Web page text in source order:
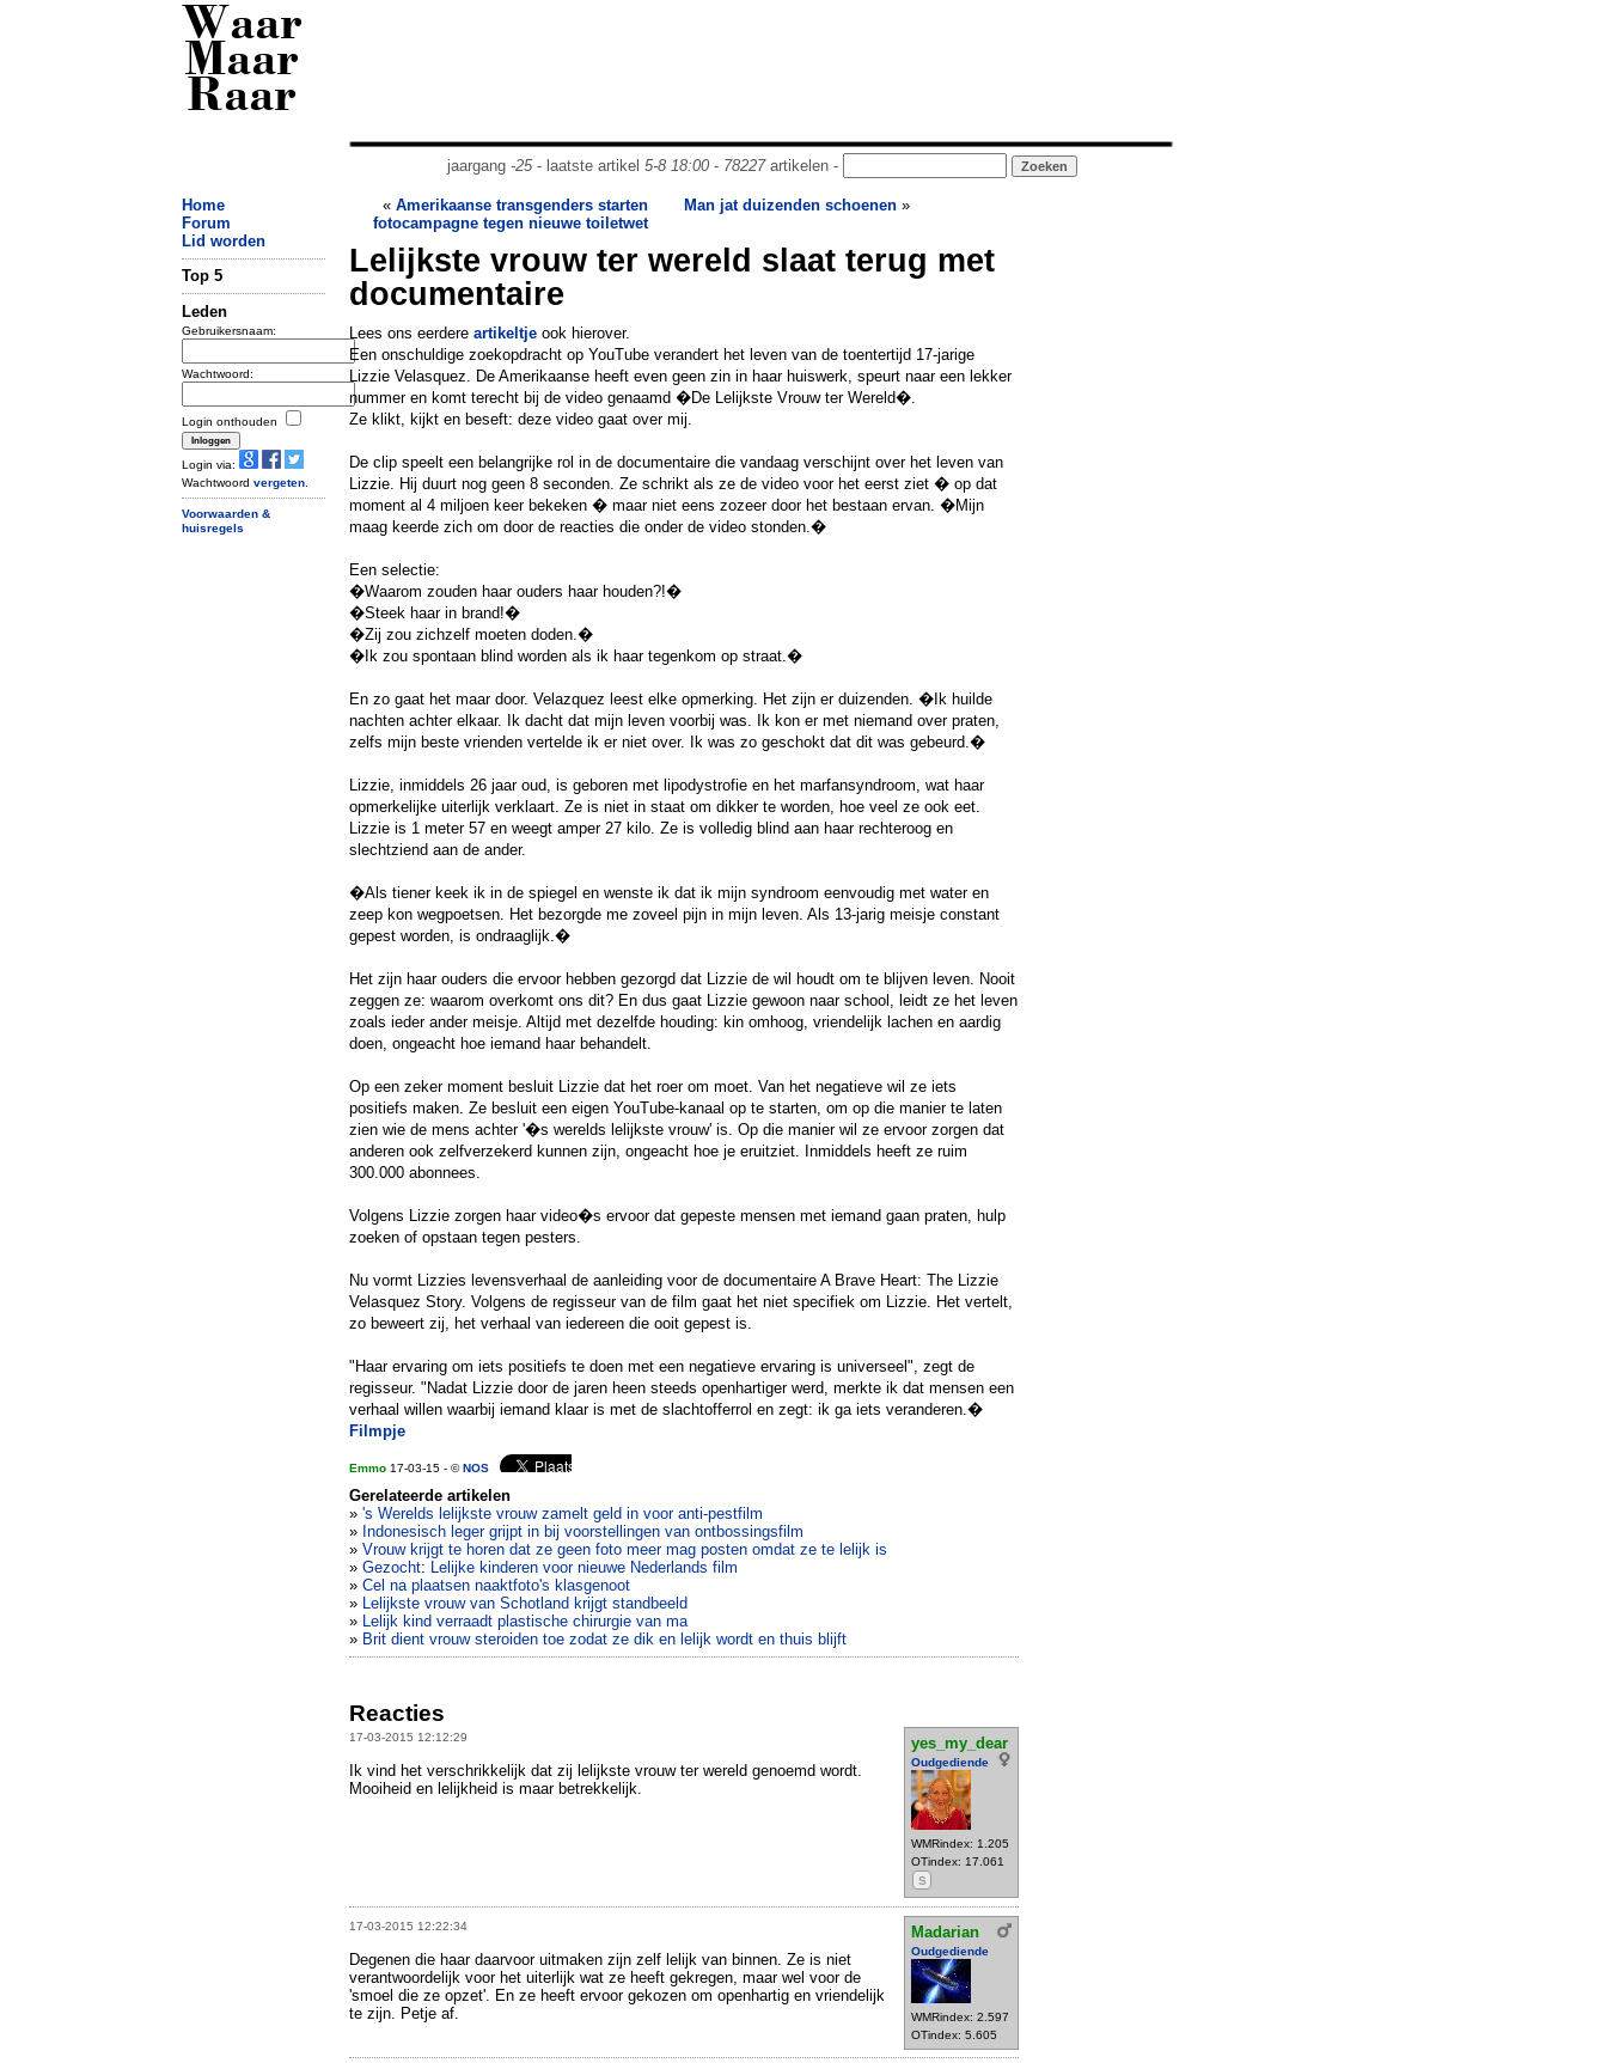
Waar
Maar
Raar
jaargang -25- laatste artikel 5-8 18:00- 78227artikelen -
Home
Forum
Lid worden
Top 5
Leden
Gebruikersnaam:
Wachtwoord:
Login onthouden
Login via:
Wachtwoord vergeten
Voorwaarden &
huisregels
« Amerikaanse transgenders starten
fotocampagne tegen nieuwe toiletwet
Man jat duizenden schoenen »
Lelijkste vrouw ter wereld slaat terug met
documentaire
Lees ons eerdere artikeltje ook hierover.
Een onschuldige zoekopdracht op YouTube verandert het leven van de toentertijd 17-jarige
Lizzie Velasquez. De Amerikaanse heeft even geen zin in haar huiswerk, speurt naar een lekker
nummer en komt terecht bij de video genaamd �De Lelijkste Vrouw ter Wereld�.
Ze klikt, kijkt en beseft: deze video gaat over mij.
De clip speelt een belangrijke rol in de documentaire die vandaag verschijnt over het leven van
Lizzie. Hij duurt nog geen 8 seconden. Ze schrikt als ze de video voor het eerst ziet � op dat
moment al 4 miljoen keer bekeken � maar niet eens zozeer door het bestaan ervan. �Mijn
maag keerde zich om door de reacties die onder de video stonden.�
Een selectie:
�Waarom zouden haar ouders haar houden?!�
�Steek haar in brand!�
�Zij zou zichzelf moeten doden.�
�Ik zou spontaan blind worden als ik haar tegenkom op straat.�
En zo gaat het maar door. Velazquez leest elke opmerking. Het zijn er duizenden. �Ik huilde
nachten achter elkaar. Ik dacht dat mijn leven voorbij was. Ik kon er met niemand over praten,
zelfs mijn beste vrienden vertelde ik er niet over. Ik was zo geschokt dat dit was gebeurd.�
Lizzie, inmiddels 26 jaar oud, is geboren met lipodystrofie en het marfansyndroom, wat haar
opmerkelijke uiterlijk verklaart. Ze is niet in staat om dikker te worden, hoe veel ze ook eet.
Lizzie is 1 meter 57 en weegt amper 27 kilo. Ze is volledig blind aan haar rechteroog en
slechtziend aan de ander.
�Als tiener keek ik in de spiegel en wenste ik dat ik mijn syndroom eenvoudig met water en
zeep kon wegpoetsen. Het bezorgde me zoveel pijn in mijn leven. Als 13-jarig meisje constant
gepest worden, is ondraaglijk.�
Het zijn haar ouders die ervoor hebben gezorgd dat Lizzie de wil houdt om te blijven leven. Nooit
zeggen ze: waarom overkomt ons dit? En dus gaat Lizzie gewoon naar school, leidt ze het leven
zoals ieder ander meisje. Altijd met dezelfde houding: kin omhoog, vriendelijk lachen en aardig
doen, ongeacht hoe iemand haar behandelt.
Op een zeker moment besluit Lizzie dat het roer om moet. Van het negatieve wil ze iets
positiefs maken. Ze besluit een eigen YouTube-kanaal op te starten, om op die manier te laten
zien wie de mens achter '�s werelds lelijkste vrouw' is. Op die manier wil ze ervoor zorgen dat
anderen ook zelfverzekerd kunnen zijn, ongeacht hoe je eruitziet. Inmiddels heeft ze ruim
300.000 abonnees.
Volgens Lizzie zorgen haar video�s ervoor dat gepeste mensen met iemand gaan praten, hulp
zoeken of opstaan tegen pesters.
Nu vormt Lizzies levensverhaal de aanleiding voor de documentaire A Brave Heart: The Lizzie
Velasquez Story. Volgens de regisseur van de film gaat het niet specifiek om Lizzie. Het vertelt,
zo beweert zij, het verhaal van iedereen die ooit gepest is.
"Haar ervaring om iets positiefs te doen met een negatieve ervaring is universeel", zegt de
regisseur. "Nadat Lizzie door de jaren heen steeds openhartiger werd, merkte ik dat mensen een
verhaal willen waarbij iemand klaar is met de slachtofferrol en zegt: ik ga iets veranderen.�
Filmpje
Emmo 17-03-15 - ©NOS
Gerelateerde artikelen
» 's Werelds lelijkste vrouw zamelt geld in voor anti-pestfilm
» Indonesisch leger grijpt in bij voorstellingen van ontbossingsfilm
» Vrouw krijgt te horen dat ze geen foto meer mag posten omdat ze te lelijk is
» Gezocht: Lelijke kinderen voor nieuwe Nederlands film
» Cel na plaatsen naaktfoto's klasgenoot
» Lelijkste vrouw van Schotland krijgt standbeeld
» Lelijk kind verraadt plastische chirurgie van ma
» Brit dient vrouw steroiden toe zodat ze dik en lelijk wordt en thuis blijft
Reacties
17-03-2015 12:12:29 yes_my_dear
Oudgediende
WMRindex: 1.205
OTindex: 17.061
S
Ik vind het verschrikkelijk dat zij lelijkste vrouw ter wereld genoemd wordt.
Mooiheid en lelijkheid is maar betrekkelijk.
17-03-2015 12:22:34 Madarian
Oudgediende
WMRindex: 2.597
OTindex: 5.605
Degenen die haar daarvoor uitmaken zijn zelf lelijk van binnen. Ze is niet
verantwoordelijk voor het uiterlijk wat ze heeft gekregen, maar wel voor de
'smoel die ze opzet'. En ze heeft ervoor gekozen om openhartig en vriendelijk
te zijn. Petje af.